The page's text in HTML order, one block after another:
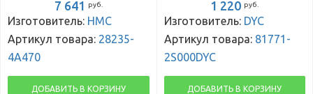
7 641 руб.
Изготовитель: HMC
Артикул товара: 28235-
4A470
ДОБАВИТЬ В КОРЗИНУ
1 220 руб.
Изготовитель: DYC
Артикул товара: 81771-
2S000DYC
ДОБАВИТЬ В КОРЗИНУ